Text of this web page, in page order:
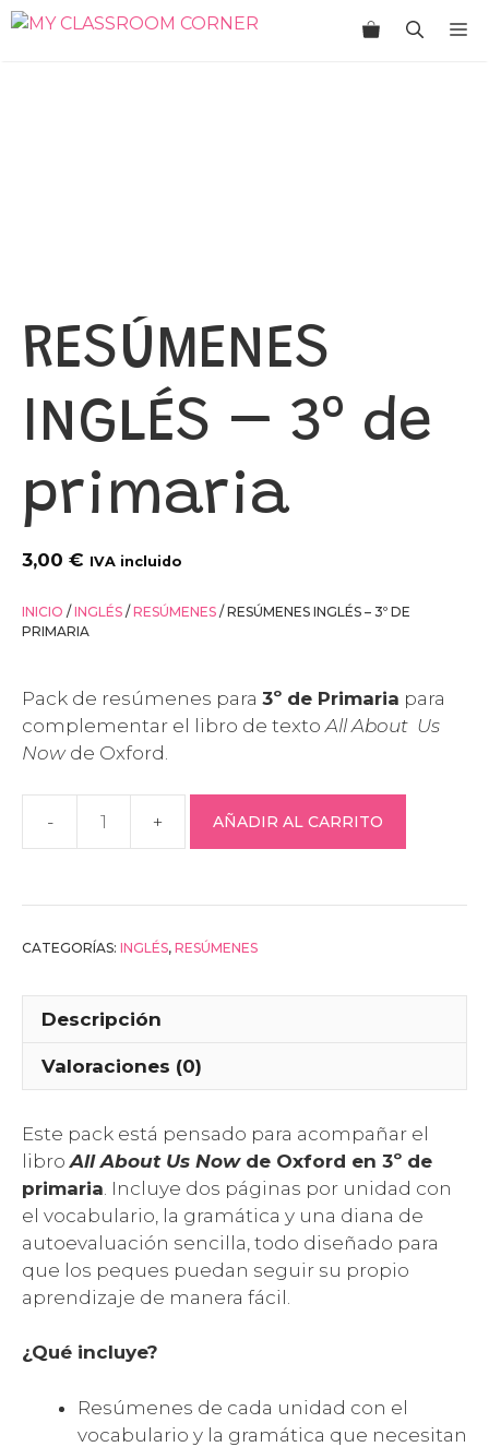
Saltar
RESÚMENES
INGLÉS – 3º de
primaria
3,00 € IVA incluido
INICIO /INGLÉS /RESÚMENES / RESÚMENES INGLÉS – 3º DE
PRIMARIA
Pack de resúmenes para 3º de Primaria para
complementar el libro de texto All About Us
Nowde Oxford.
RESÚMENES
de
cantidad
AÑADIR AL CARRITO
CATEGORÍAS: INGLÉS, RESÚMENES
Descripción
Valoraciones (0)
Este pack está pensado para acompañar el
libroAll About Us Nowde Oxford en 3º de
primaria . Incluye dos páginas por unidad con
el vocabulario, la gramática y una diana de
autoevaluación sencilla, todo diseñado para
que los peques puedan seguir su propio
aprendizaje de manera fácil.
¿Qué incluye?
Resúmenes de cada unidad con el
vocabulario y la gramática que necesitan